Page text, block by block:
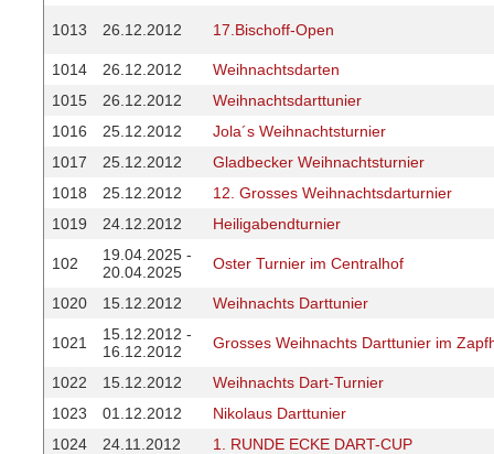
1013 26.12.2012 17.Bischoff-Open
1014 26.12.2012
Weihnachtsdarten
1015
26.12.2012
Weihnachtsdarttunier
1016
25.12.2012
Jola´s Weihnachtsturnier
1017
25.12.2012
Gladbecker Weihnachtsturnier
1018
25.12.2012
12. Grosses Weihnachtsdarturnier
1019
24.12.2012 Heiligabendturnier
102
19.04.2025 -
20.04.2025
Oster Turnier im Centralhof
1020 15.12.2012 Weihnachts Darttunier
1021
15.12.2012 -
16.12.2012
Grosses Weihnachts Darttunier im
1022 15.12.2012
Weihnachts Dart-Turnier
1023
01.12.2012
Nikolaus Darttunier
1024
24.11.2012
1. RUNDE ECKE DART-CUP